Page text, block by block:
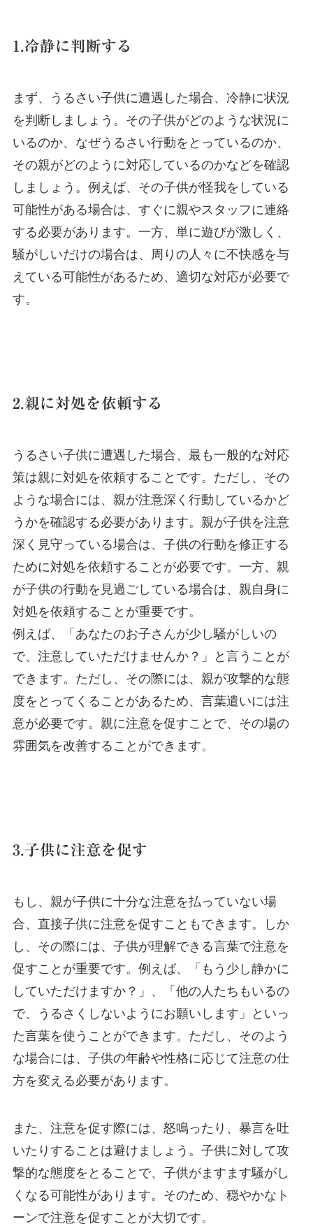
1.冷静に判断する
まず、うるさい子供に遭遇した場合、冷静に状況
を判断しましょう。その子供がどのような状況に
いるのか、なぜうるさい行動をとっているのか、
その親がどのように対応しているのかなどを確認
しましょう。例えば、その子供が怪我をしている
可能性がある場合は、すぐに親やスタッフに連絡
する必要があります。一方、単に遊びが激しく、
騒がしいだけの場合は、周りの人々に不快感を与
えている可能性があるため、適切な対応が必要で
す。
2.親に対処を依頼する
うるさい子供に遭遇した場合、最も一般的な対応
策は親に対処を依頼することです。ただし、その
ような場合には、親が注意深く行動しているかど
うかを確認する必要があります。親が子供を注意
深く見守っている場合は、子供の行動を修正する
ために対処を依頼することが必要です。一方、親
が子供の行動を見過ごしている場合は、親自身に
対処を依頼することが重要です。
例えば、「あなたのお子さんが少し騒がしいの
で、注意していただけませんか？」と言うことが
できます。ただし、その際には、親が攻撃的な態
度をとってくることがあるため、言葉遣いには注
意が必要です。親に注意を促すことで、その場の
雰囲気を改善することができます。
3.子供に注意を促す
もし、親が子供に十分な注意を払っていない場
合、直接子供に注意を促すこともできます。しか
し、その際には、子供が理解できる言葉で注意を
促すことが重要です。例えば、「もう少し静かに
していただけますか？」、「他の人たちもいるの
で、うるさくしないようにお願いします」といっ
た言葉を使うことができます。ただし、そのよう
な場合には、子供の年齢や性格に応じて注意の仕
方を変える必要があります。
また、注意を促す際には、怒鳴ったり、暴言を吐
いたりすることは避けましょう。子供に対して攻
撃的な態度をとることで、子供がますます騒がし
くなる可能性があります。そのため、穏やかなト
ーンで注意を促すことが大切です。